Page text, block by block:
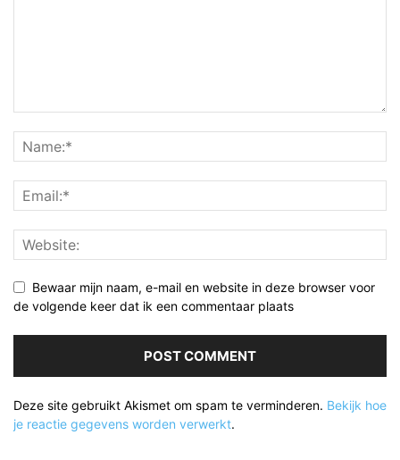
Bewaar mijn naam, e-mail en website in deze browser voor
de volgende keer dat ik een commentaar plaats
Deze site gebruikt Akismet om spam te verminderen. Bekijk hoe
je reactie gegevens worden verwerkt.